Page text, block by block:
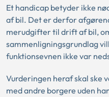
Et handicap betyder ikke
af bil. Det er derfor
merudgifter til drift af bil,
sammenligningsgrundlag
funktionsevnen ikke var
Vurderingen heraf skal ske
med andre borgere uden